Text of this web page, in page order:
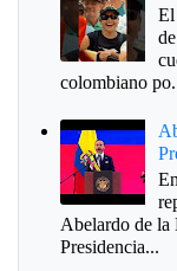
El
colombiano
Abelardo de la
Presidencia...